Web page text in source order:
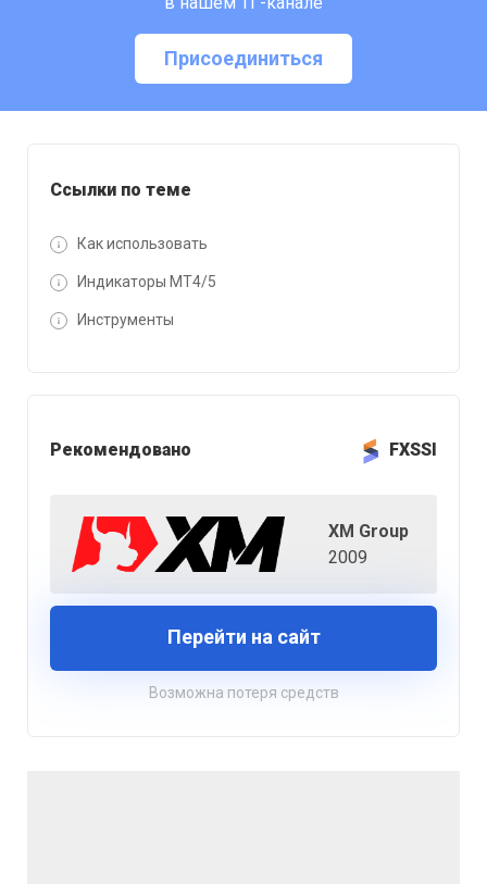
Ссылки по теме
Как использовать
Индикаторы MT4/5
Инструменты
Рекомендовано FXSSI
XM Group
2009
Перейти на сайт
Возможна потеря средств
Присоединиться